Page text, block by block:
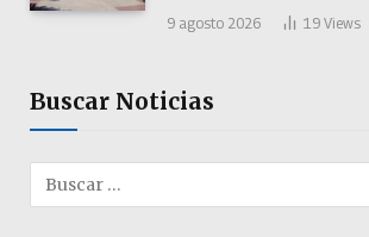
9 agosto 2026 19 Views
Buscar Noticias